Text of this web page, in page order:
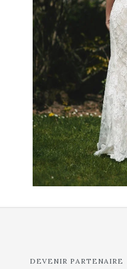
DEVENIR PARTENAIRE